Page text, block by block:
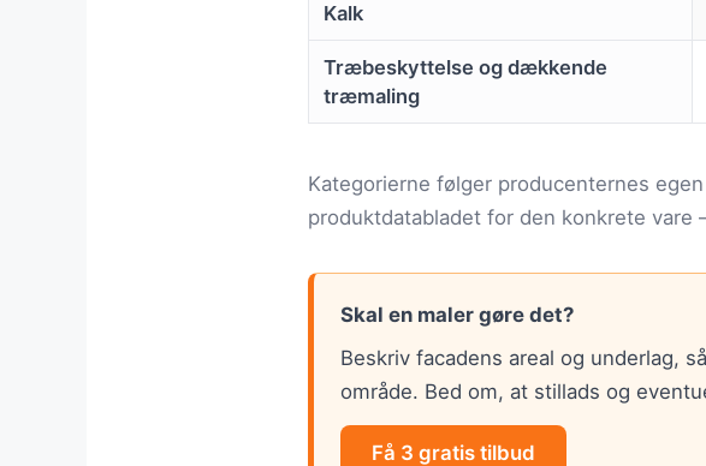
Kalk
Træbeskyttelse og dækkende
træmaling
Kategorierne følger producenternes
produktdatabladet for den konkrete
Skal en maler gøre det?
Beskriv facadens areal og underlag,
område. Bed om, at stillads og
Få 3 gratis tilbud